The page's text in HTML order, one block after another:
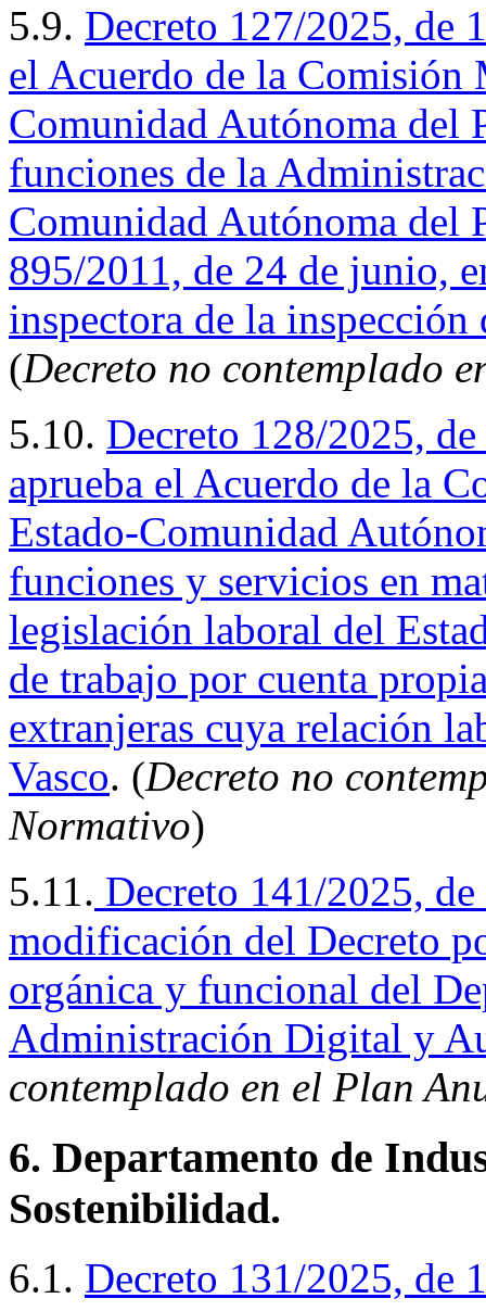
5.9. Decreto 127/2025, de
el Acuerdo de la Comisión
Comunidad Autónoma del
funciones de la
Comunidad Autónoma del
895/2011, de 24 de junio,
inspectora de la
(Decreto no contemplado
5.10. Decreto 128/2025,
aprueba el Acuerdo de la
Estado-Comunidad
funciones y servicios en
legislación laboral del
de trabajo por cuenta
extranjeras cuya relación
Vasco. (Decreto no
Normativo)
5.11. Decreto 141/2025,
modificación del Decreto
orgánica y funcional del
Administración Digital y
contemplado en el Plan
6. Departamento de
Sostenibilidad.
6.1. Decreto 131/2025, de